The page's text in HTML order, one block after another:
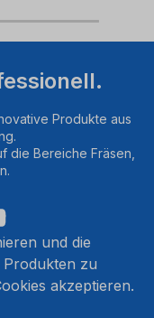
Produkte aus
die Bereiche Fräsen,
und die
zu
akzeptieren.